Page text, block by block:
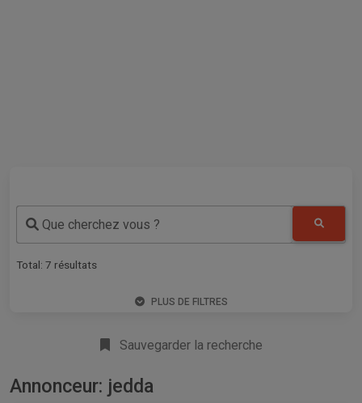
Que cherchez vous ?
Total: 7 résultats
PLUS DE FILTRES
Sauvegarder la recherche
Annonceur: jedda